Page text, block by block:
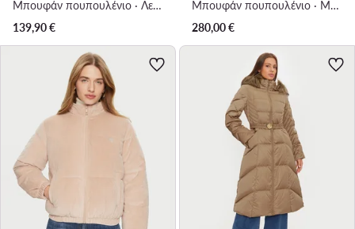
Μπουφάν πουπουλένιο · Λευκό
139,90€
Μπουφάν πουπουλένιο · Μαύρο
280,00€